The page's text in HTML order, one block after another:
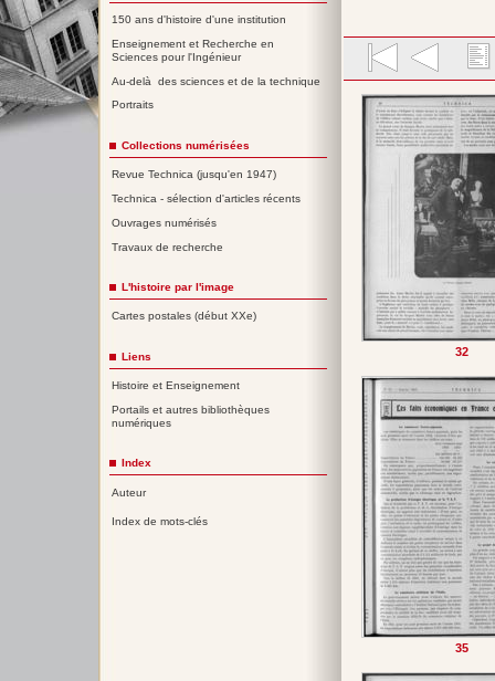
32
35
150 ans d'histoire d'une institution
Enseignement et Recherche en
Sciences pour l'Ingénieur
Au-delà des sciences et de la technique
Portraits
Collections numérisées
Revue Technica (jusqu'en 1947)
Technica - sélection d'articles récents
Ouvrages numérisés
Travaux de recherche
L'histoire par l'image
Cartes postales (début XXe)
Liens
Histoire et Enseignement
Portails et autres bibliothèques
numériques
Index
Auteur
Index de mots-clés